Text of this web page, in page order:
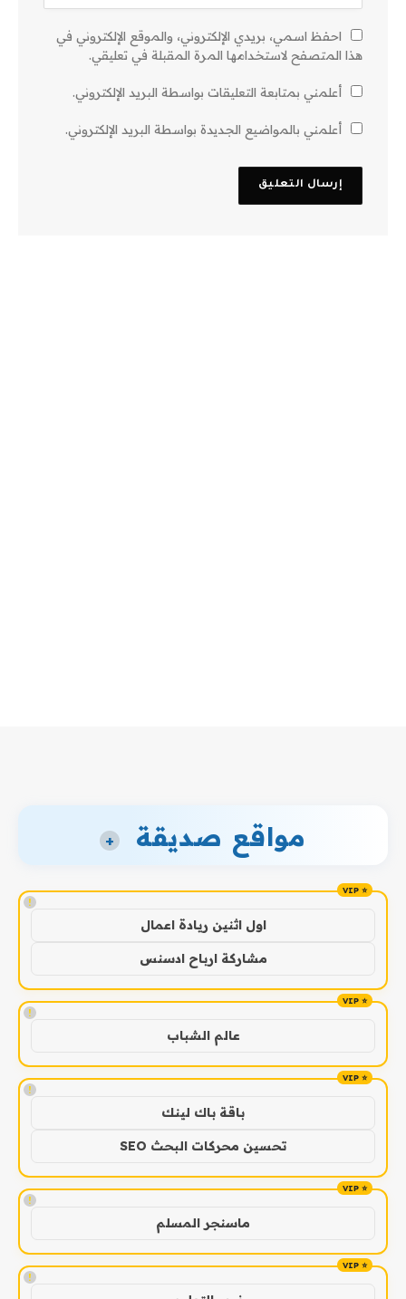
احفظ اسمي، بريدي الإلكتروني، والموقع الإلكتروني في
هذا المتصفح لاستخدامها المرة المقبلة في تعليقي.
أعلمني بمتابعة التعليقات بواسطة البريد الإلكتروني.
أعلمني بالمواضيع الجديدة بواسطة البريد الإلكتروني.
مواقع صديقة +
!
اول اثنين ريادة اعمال
مشاركة ارباح ادسنس
!
عالم الشباب
!
باقة باك لينك
تحسين محركات البحث SEO
!
ماسنجر المسلم
!